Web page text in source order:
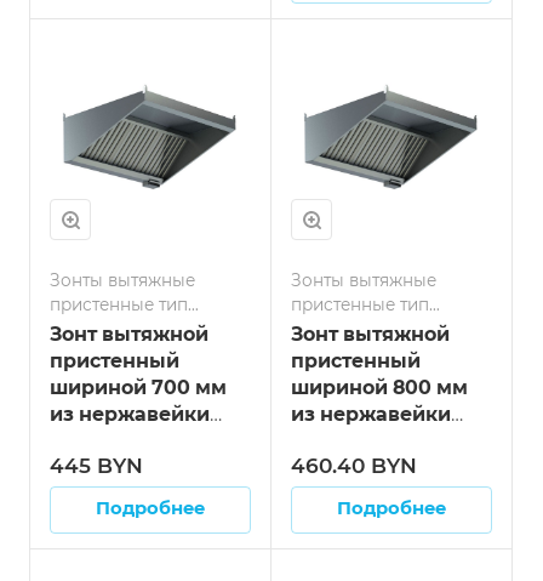
Зонты вытяжные
пристенные тип
козырёк
Зонт вытяжной
пристенный
шириной 700 мм
из нержавейки
600мм
445 BYN
Подробнее
Зонты вытяжные
пристенные тип
козырёк
Зонт вытяжной
пристенный
шириной 800 мм
из нержавейки
600мм
460.40 BYN
Подробнее